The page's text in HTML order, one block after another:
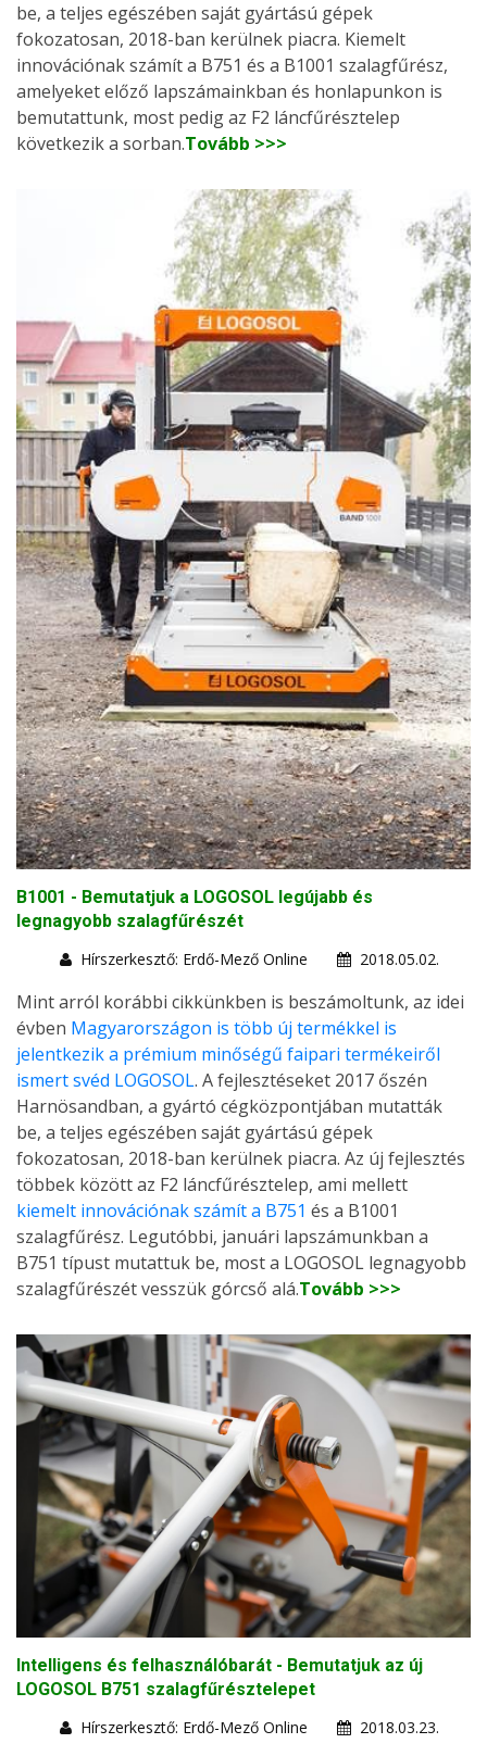
be, a teljes egészében saját gyártású gépek
fokozatosan, 2018-ban kerülnek piacra. Kiemelt
innovációnak számít a B751 és a B1001 szalagfűrész,
amelyeket előző lapszámainkban és honlapunkon is
bemutattunk, most pedig az F2 láncfűrésztelep
következik a sorban.Tovább >>>
B1001 - Bemutatjuk a LOGOSOL legújabb és
legnagyobb szalagfűrészét
Hírszerkesztő: Erdő-Mező Online
2018.05.02.
Mint arról korábbi cikkünkben is beszámoltunk, az idei
évben Magyarországon is több új termékkel is
jelentkezik a prémium minőségű faipari termékeiről
ismert svéd LOGOSOL. A fejlesztéseket 2017 őszén
Harnösandban, a gyártó cégközpontjában mutatták
be, a teljes egészében saját gyártású gépek
fokozatosan, 2018-ban kerülnek piacra. Az új fejlesztés
többek között az F2 láncfűrésztelep, ami mellett
kiemelt innovációnak számít a B751 és a B1001
szalagfűrész. Legutóbbi, januári lapszámunkban a
B751 típust mutattuk be, most a LOGOSOL legnagyobb
szalagfűrészét vesszük górcső alá.Tovább >>>
Intelligens és felhasználóbarát - Bemutatjuk az új
LOGOSOL B751 szalagfűrésztelepet
Hírszerkesztő: Erdő-Mező Online
2018.03.23.